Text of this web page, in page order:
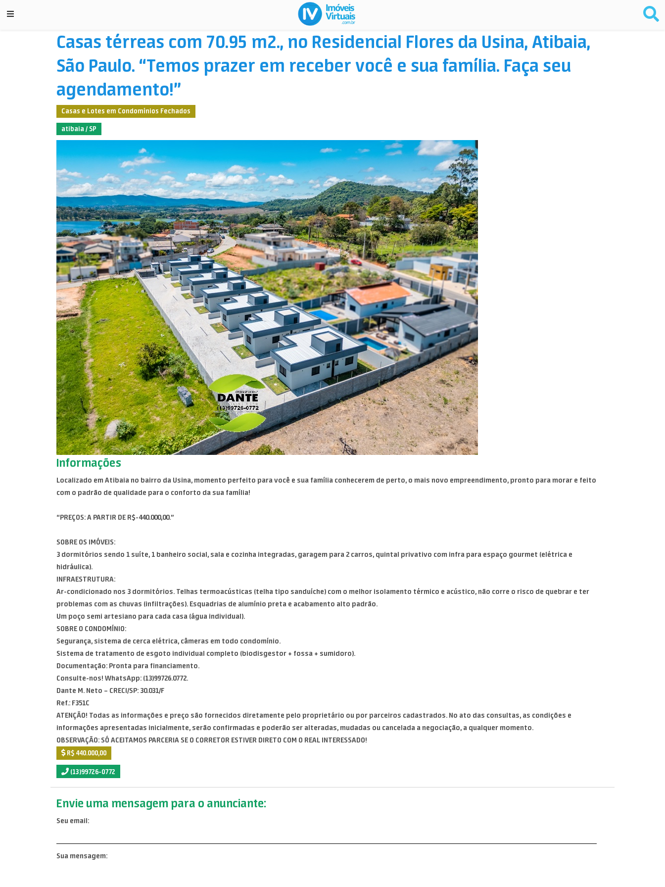
Casas térreas com 70.95 m2., no Residencial Flores da Usina, Atibaia,
São Paulo. “Temos prazer em receber você e sua família. Faça seu
agendamento!”
Casas e Lotes em Condomínios Fechados
atibaia / SP
Informações
Localizado em Atibaia no bairro da Usina, momento perfeito para você e sua família conhecerem de perto, o mais novo empreendimento, pronto para morar e feito
com o padrão de qualidade para o conforto da sua família!
“PREÇOS: A PARTIR DE R$-440.000,00.”
SOBRE OS IMÓVEIS:
3 dormitórios sendo 1 suíte, 1 banheiro social, sala e cozinha integradas, garagem para 2 carros, quintal privativo com infra para espaço gourmet (elétrica e
hidráulica).
INFRAESTRUTURA:
Ar-condicionado nos 3 dormitórios. Telhas termoacústicas (telha tipo sanduíche) com o melhor isolamento térmico e acústico, não corre o risco de quebrar e ter
problemas com as chuvas (infiltrações). Esquadrias de alumínio preta e acabamento alto padrão.
Um poço semi artesiano para cada casa (água individual).
SOBRE O CONDOMÍNIO:
Segurança, sistema de cerca elétrica, câmeras em todo condomínio.
Sistema de tratamento de esgoto individual completo (biodisgestor + fossa + sumidoro).
Documentação: Pronta para financiamento.
Consulte-nos! WhatsApp: (13)99726.0772.
Dante M. Neto – CRECI/SP: 30.031/F
Ref.: F351C
ATENÇÃO! Todas as informações e preço são fornecidos diretamente pelo proprietário ou por parceiros cadastrados. No ato das consultas, as condições e
informações apresentadas inicialmente, serão confirmadas e poderão ser alteradas, mudadas ou cancelada a negociação, a qualquer momento.
OBSERVAÇÃO: SÓ ACEITAMOS PARCERIA SE O CORRETOR ESTIVER DIRETO COM O REAL INTERESSADO!
R$ 440.000,00
(13)99726-0772
Envie uma mensagem para o anunciante:
Seu email:
Sua mensagem: